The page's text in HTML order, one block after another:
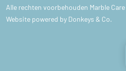
Alle rechten voorbehouden Marble Care
Website powered by Donkeys & Co.